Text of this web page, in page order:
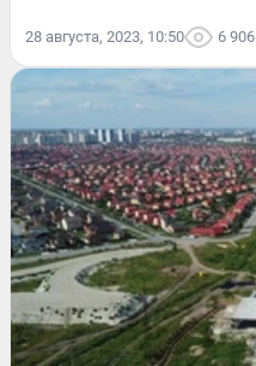
28 августа, 2023, 10:50 6 906